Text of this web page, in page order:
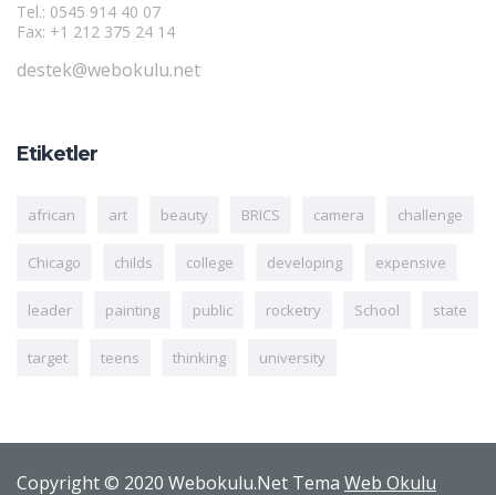
Tel.: 0545 914 40 07
Fax: +1 212 375 24 14
destek@webokulu.net
Etiketler
african art beauty BRICS camera challenge
Chicago childs college developing expensive
leader painting public rocketry School state
target teens thinking university
Copyright © 2020 Webokulu.Net Tema Web Okulu